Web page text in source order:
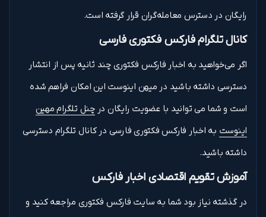
رایگان در دسترس معامله‌گران قرار گرفته است.
کانال تلگرام فارکس فکتوری فارسی
اگر می‌خواهید به اخبار فارکس فکتوری چند ثانیه پس از انتشار
دسترسی داشته باشید در میهن اینوست این امکان فراهم شده
است و شما می توانید با عضویت رایگان درچنل تلگرام مهین
اینوست به اخبار فارکس فکتوری فارسی در کانال تلگرام دسترسی
داشته باشید.
آموزش تقویم اقتصادی اخبار فارکس
در گذشته نیاز بود شما به سایت فارکس فکتوری مراجعه کنید و